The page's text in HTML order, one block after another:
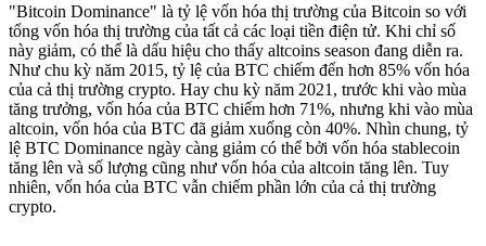
"Bitcoin Dominance" là tỷ lệ vốn hóa thị trường của Bitcoin so với
tổng vốn hóa thị trường của tất cả các loại tiền điện tử. Khi chỉ số
này giảm, có thể là dấu hiệu cho thấy altcoins season đang diễn ra.
Như chu kỳ năm 2015, tỷ lệ của BTC chiếm đến hơn 85% vốn hóa
của cả thị trường crypto. Hay chu kỳ năm 2021, trước khi vào mùa
tăng trưởng, vốn hóa của BTC chiếm hơn 71%, nhưng khi vào mùa
altcoin, vốn hóa của BTC đã giảm xuống còn 40%. Nhìn chung, tỷ
lệ BTC Dominance ngày càng giảm có thể bởi vốn hóa stablecoin
tăng lên và số lượng cũng như vốn hóa của altcoin tăng lên. Tuy
nhiên, vốn hóa của BTC vẫn chiếm phần lớn của cả thị trường
crypto.